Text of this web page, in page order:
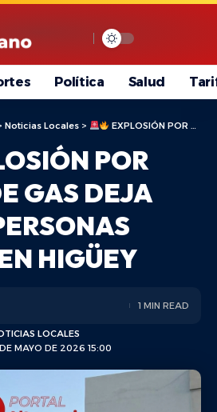
Política Salud
Noticias Locales > EXPLOSIÓN POR ESCAPE DE GAS DEJA CUATRO PERSONAS HERIDAS EN HIGÜEY
POR
GAS DEJA
HIGÜEY
MAYO DE 2026 15:00
LOCALES
1 MIN READ